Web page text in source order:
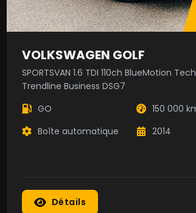
VOLKSWAGEN GOLF
SPORTSVAN 1.6 TDI 110ch BlueMotion
Trendline Business DSG7
GO
150 000
Boîte automatique
2014
Détails